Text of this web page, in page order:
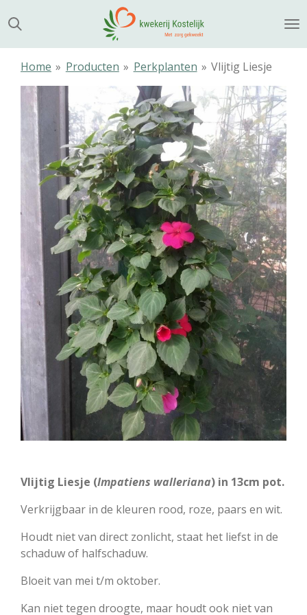
direct
naar
Home » Producten » Perkplanten » Vlijtig Liesje
Vlijtig Liesje (Impatiens walleriana) in 13cm pot.
Verkrijgbaar in de kleuren rood, roze, paars en wit.
Houdt niet van direct zonlicht, staat het liefst in de
schaduw of halfschaduw.
Bloeit van mei t/m oktober.
Kan niet tegen droogte, maar houdt ook niet van